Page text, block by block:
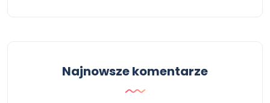
Najnowsze komentarze